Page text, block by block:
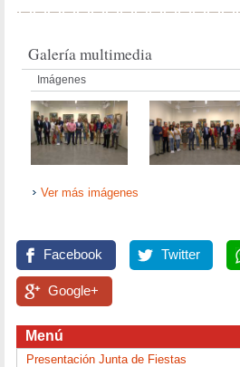
Galería multimedia
Imágenes
Ver más imágenes
Facebook Twitter
Google+
Menú
Presentación Junta de Fiestas